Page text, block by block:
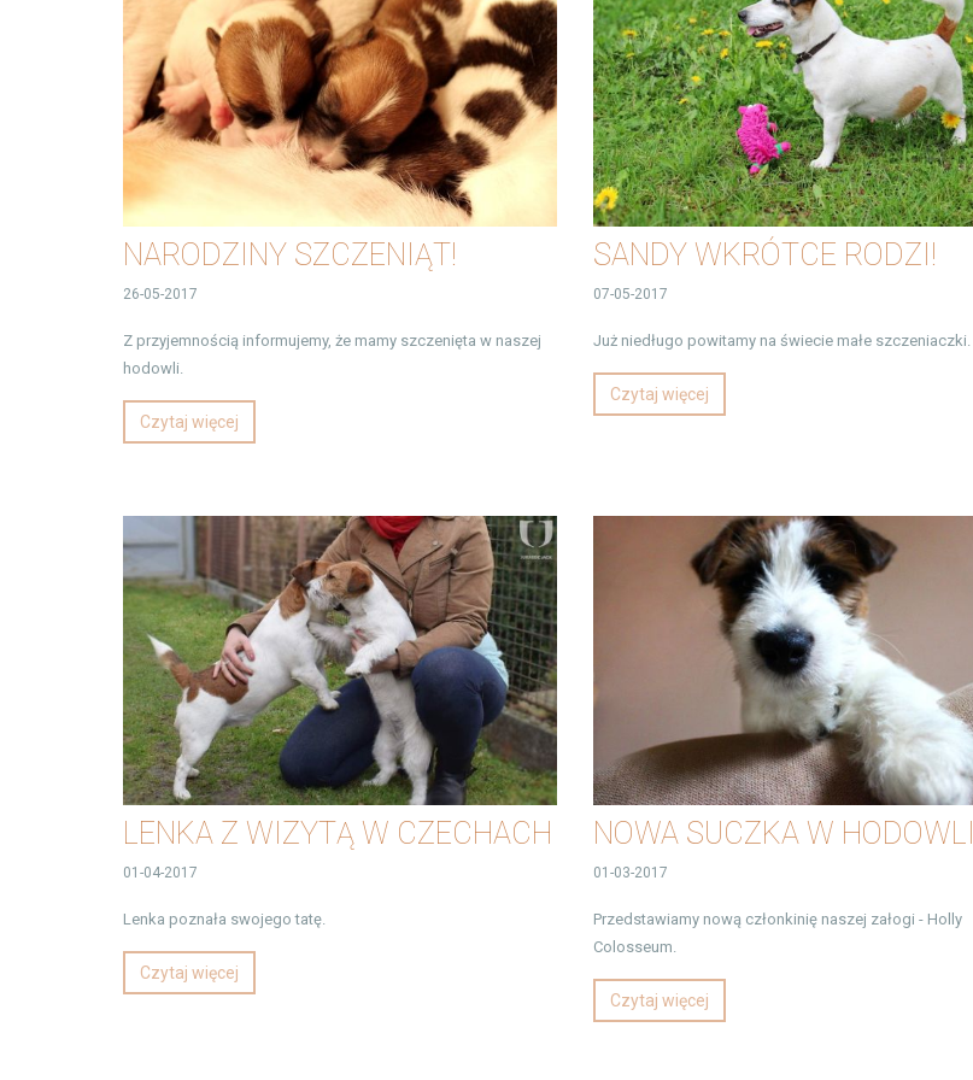
NARODZINY SZCZENIĄT!
26-05-2017
Z przyjemnością informujemy, że mamy szczenięta w naszej
hodowli.
Czytaj więcej
SANDY WKRÓTCE RODZI!
07-05-2017
Już niedługo powitamy na świecie małe szczeniaczki.
Czytaj więcej
LENKA Z WIZYTĄ W CZECHACH
01-04-2017
Lenka poznała swojego tatę.
Czytaj więcej
NOWA SUCZKA W HODOWLI
01-03-2017
Przedstawiamy nową członkinię naszej załogi - Holly
Colosseum.
Czytaj więcej